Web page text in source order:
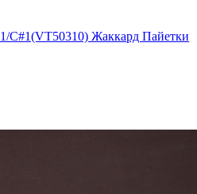
C#1(VT50310) Жаккард Пайетки